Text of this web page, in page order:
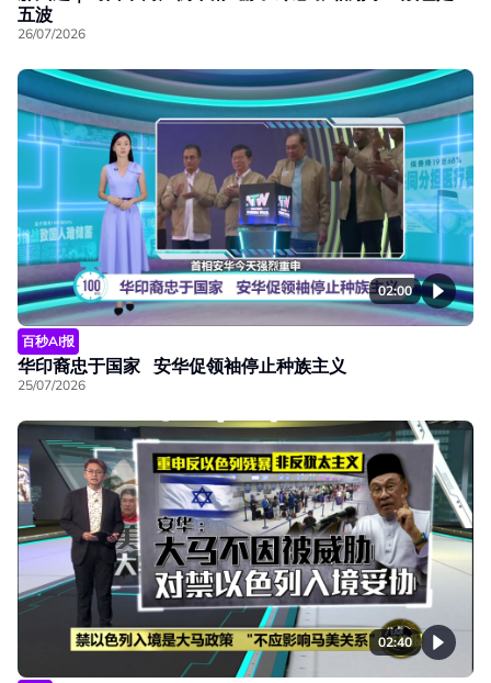
五波
26/07/2026
02:00
百秒AI报
华印裔忠于国家 安华促领袖停止种族主义
25/07/2026
02:40